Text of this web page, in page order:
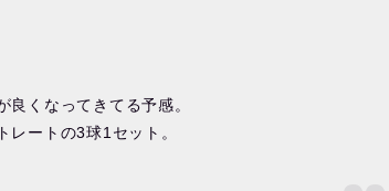
くなってきてる予感。
ートの3球1セット。